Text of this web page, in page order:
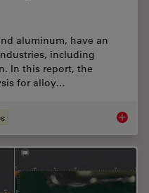
aluminum, have an
including
In this report, the
for alloy…
How to